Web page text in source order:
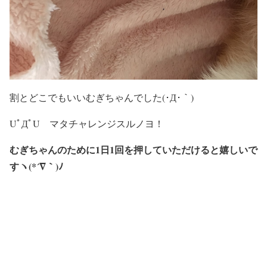
割とどこでもいいむぎちゃんでした(･Д･｀)
UﾟДﾟU マタチャレンジスルノヨ！
むぎちゃんのために1日1回を押していただけると嬉しいで
すヽ(*´∇｀)ﾉ